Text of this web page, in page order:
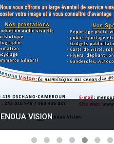
formation : La rentrée
ce 10 Octobre 2022.